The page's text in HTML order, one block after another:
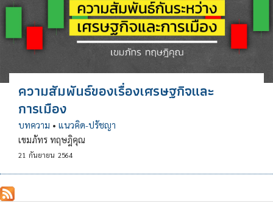
ความสัมพันธ์ของเรื่องเศรษฐกิจและ
การเมือง
บทความ • แนวคิด-ปรัชญา
เขมภัทร ทฤษฎิคุณ
21 กันยายน 2564